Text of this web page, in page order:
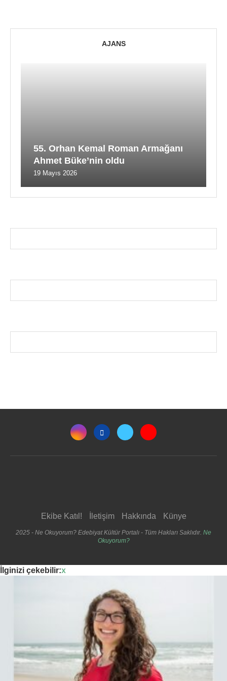
AJANS
55. Orhan Kemal Roman Armağanı
Ahmet Büke’nin oldu
19 Mayıs 2026
Ekibe Katıl! İletişim Hakkında Künye
2025 - Ne Okuyorum? Edebiyat Kültür Portalı - Tüm Hakları Saklıdır. Ne
Okuyorum?
İlginizi çekebilir:x